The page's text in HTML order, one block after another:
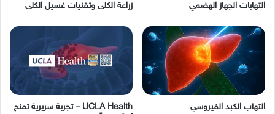
التهابات الجهاز الهضمي زراعة الكلى وتقنيات غسيل الكلى
التهاب الكبد الفيروسي
UCLA Health – تجربة سريرية تمنح